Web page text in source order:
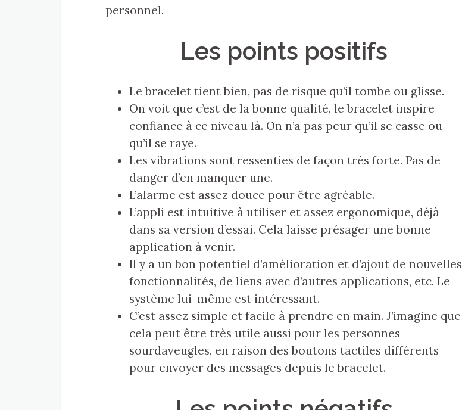
personnel.
Les points positifs
Le bracelet tient bien, pas de risque qu’il tombe ou glisse.
On voit que c’est de la bonne qualité, le bracelet inspire
confiance à ce niveau là. On n’a pas peur qu’il se casse ou
qu’il se raye.
Les vibrations sont ressenties de façon très forte. Pas de
danger d’en manquer une.
L’alarme est assez douce pour être agréable.
L’appli est intuitive à utiliser et assez ergonomique, déjà
dans sa version d’essai. Cela laisse présager une bonne
application à venir.
Il y a un bon potentiel d’amélioration et d’ajout de nouvelles
fonctionnalités, de liens avec d’autres applications, etc. Le
système lui-même est intéressant.
C’est assez simple et facile à prendre en main. J’imagine que
cela peut être très utile aussi pour les personnes
sourdaveugles, en raison des boutons tactiles différents
pour envoyer des messages depuis le bracelet.